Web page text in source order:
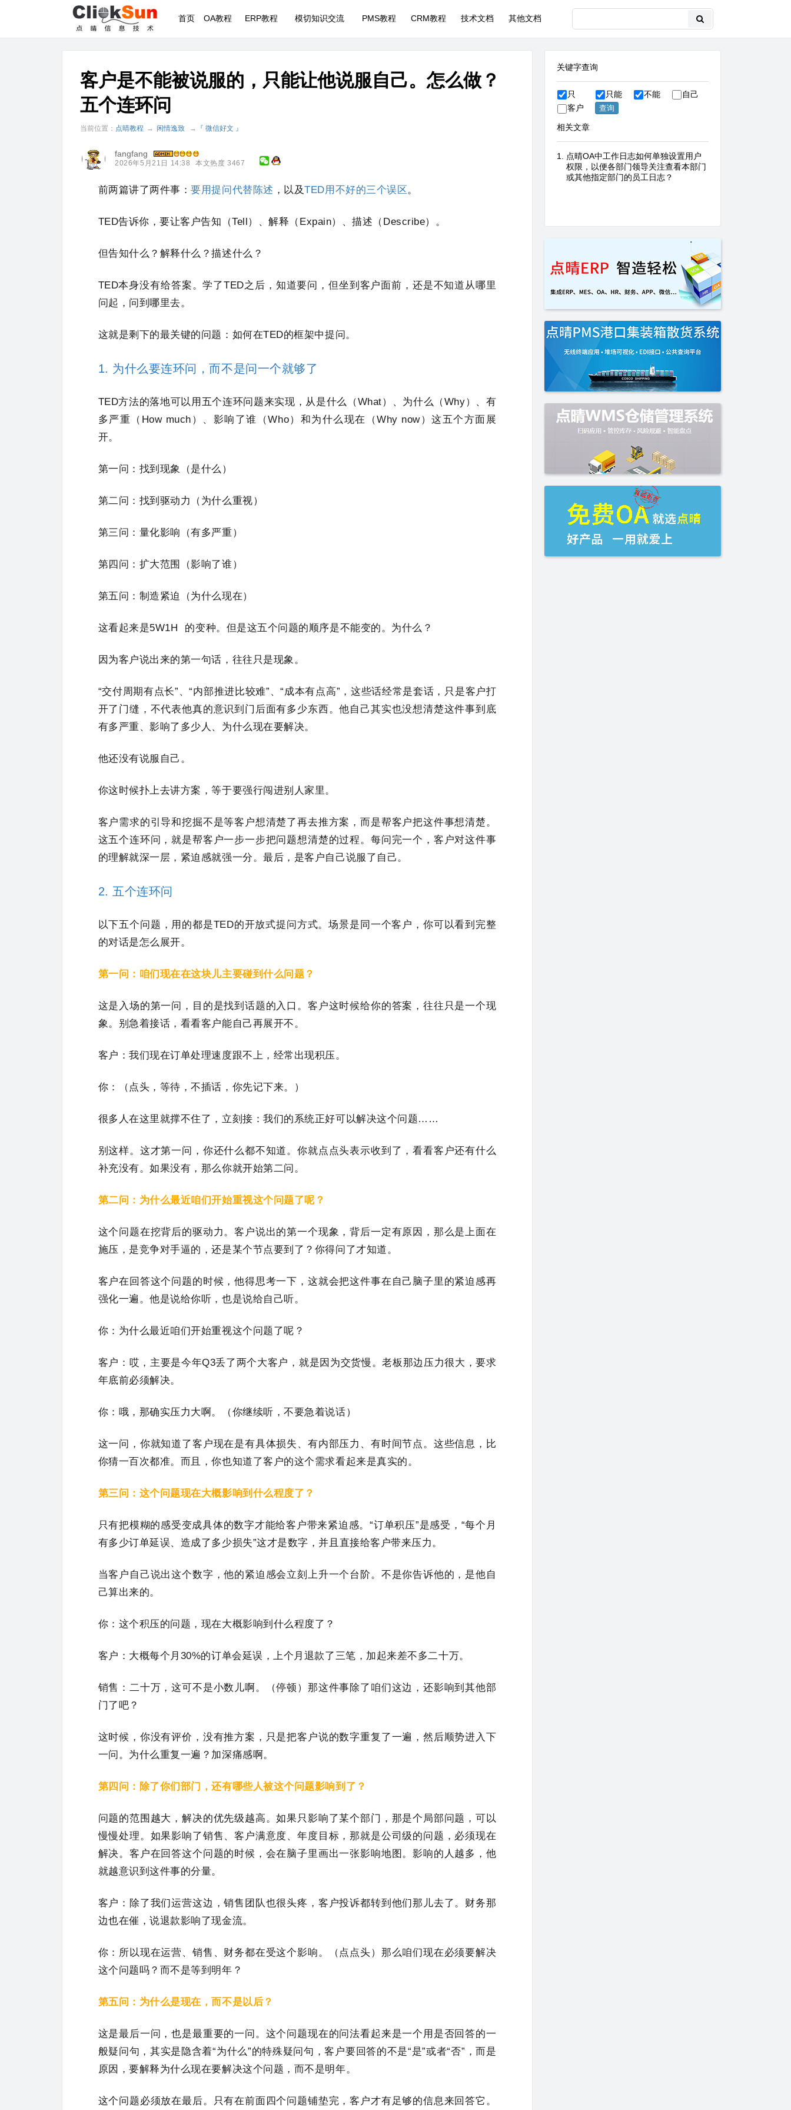
首页 OA教程 ERP教程 模切知识交流 PMS教程 CRM教程 技术文档 其他文档
客户是不能被说服的，只能让他说服自己。怎么做？
五个连环问
当前位置： 点晴教程 → 闲情逸致 → 『 微信好文 』
fangfang
2026年5月21日 14:38 本文热度 3467
前两篇讲了两件事：要用提问代替陈述 ，以及TED用不好的三个误区。
TED告诉你，要让客户告知（Tell）、解释（Expain）、描述（Describe）。
但告知什么？解释什么？描述什么？
TED本身没有给答案。学了TED之后，知道要问，但坐到客户面前，还是不知道从哪里
问起，问到哪里去。
这就是剩下的最关键的问题：如何在TED的框架中提问。
1. 为什么要连环问，而不是问一个就够了
TED方法的落地可以用五个连环问题来实现，从是什么（What）、为什么（Why）、有
多严重（How much）、影响了谁（Who）和为什么现在（Why now）这五个方面展
开。
第一问：找到现象（是什么）
第二问：找到驱动力（为什么重视）
第三问：量化影响（有多严重）
第四问：扩大范围（影响了谁）
第五问：制造紧迫（为什么现在）
这看起来是5W1H 的变种。但是这五个问题的顺序是不能变的。为什么？
因为客户说出来的第一句话，往往只是现象。
“交付周期有点长”、“内部推进比较难”、“成本有点高”，这些话经常是套话，只是客户打
开了门缝，不代表他真的意识到门后面有多少东西。他自己其实也没想清楚这件事到底
有多严重、影响了多少人、为什么现在要解决。
他还没有说服自己。
你这时候扑上去讲方案，等于要强行闯进别人家里。
客户需求的引导和挖掘不是等客户想清楚了再去推方案，而是帮客户把这件事想清楚。
这五个连环问，就是帮客户一步一步把问题想清楚的过程。每问完一个，客户对这件事
的理解就深一层，紧迫感就强一分。最后，是客户自己说服了自己。
2. 五个连环问
以下五个问题，用的都是TED的开放式提问方式。场景是同一个客户，你可以看到完整
的对话是怎么展开。
第一问：咱们现在在这块儿主要碰到什么问题？
这是入场的第一问，目的是找到话题的入口。客户这时候给你的答案，往往只是一个现
象。别急着接话，看看客户能自己再展开不。
客户：我们现在订单处理速度跟不上，经常出现积压。
你：（点头，等待，不插话，你先记下来。）
很多人在这里就撑不住了，立刻接：我们的系统正好可以解决这个问题……
别这样。这才第一问，你还什么都不知道。你就点点头表示收到了，看看客户还有什么
补充没有。如果没有，那么你就开始第二问。
第二问：为什么最近咱们开始重视这个问题了呢？
这个问题在挖背后的驱动力。客户说出的第一个现象，背后一定有原因，那么是上面在
施压，是竞争对手逼的，还是某个节点要到了？你得问了才知道。
客户在回答这个问题的时候，他得思考一下，这就会把这件事在自己脑子里的紧迫感再
强化一遍。他是说给你听，也是说给自己听。
你：为什么最近咱们开始重视这个问题了呢？
客户：哎，主要是今年Q3丢了两个大客户，就是因为交货慢。老板那边压力很大，要求
年底前必须解决。
你：哦，那确实压力大啊。（你继续听，不要急着说话）
这一问，你就知道了客户现在是有具体损失、有内部压力、有时间节点。这些信息，比
你猜一百次都准。而且，你也知道了客户的这个需求看起来是真实的。
第三问：这个问题现在大概影响到什么程度了？
只有把模糊的感受变成具体的数字才能给客户带来紧迫感。“订单积压”是感受，“每个月
有多少订单延误、造成了多少损失”这才是数字，并且直接给客户带来压力。
当客户自己说出这个数字，他的紧迫感会立刻上升一个台阶。不是你告诉他的，是他自
己算出来的。
你：这个积压的问题，现在大概影响到什么程度了？
客户：大概每个月30%的订单会延误，上个月退款了三笔，加起来差不多二十万。
销售：二十万，这可不是小数儿啊。（停顿）那这件事除了咱们这边，还影响到其他部
门了吧？
这时候，你没有评价，没有推方案，只是把客户说的数字重复了一遍，然后顺势进入下
一问。为什么重复一遍？加深痛感啊。
第四问：除了你们部门，还有哪些人被这个问题影响到了？
问题的范围越大，解决的优先级越高。如果只影响了某个部门，那是个局部问题，可以
慢慢处理。如果影响了销售、客户满意度、年度目标，那就是公司级的问题，必须现在
解决。客户在回答这个问题的时候，会在脑子里画出一张影响地图。影响的人越多，他
就越意识到这件事的分量。
客户：除了我们运营这边，销售团队也很头疼，客户投诉都转到他们那儿去了。财务那
边也在催，说退款影响了现金流。
你：所以现在运营、销售、财务都在受这个影响。（点点头）那么咱们现在必须要解决
这个问题吗？而不是等到明年？
第五问：为什么是现在，而不是以后？
这是最后一问，也是最重要的一问。这个问题现在的问法看起来是一个用是否回答的一
般疑问句，其实是隐含着“为什么”的特殊疑问句，客户要回答的不是“是”或者“否”，而是
原因，要解释为什么现在要解决这个问题，而不是明年。
这个问题必须放在最后。只有在前面四个问题铺垫完，客户才有足够的信息来回答它。
关键字查询
只 只能 不能
自己
客户
相关文章
点晴OA中工作日志如何单独设置用户
权限，以便各部门领导关注查看本部门
或其他指定部门的员工日志？